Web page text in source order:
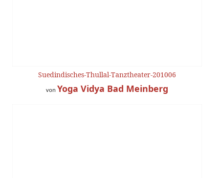
Suedindisches-Thullal-Tanztheater-201006
von Yoga Vidya Bad Meinberg